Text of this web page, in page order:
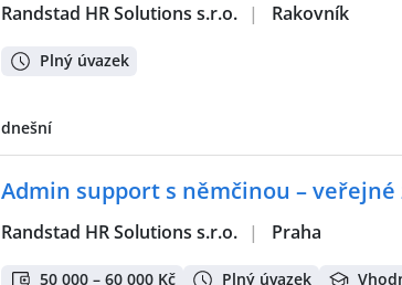
Randstad HR Solutions s.r.o. | Rakovník
Plný úvazek
dnešní
Admin support s němčinou – veřejné
Randstad HR Solutions s.r.o. | Praha
50 000 – 60 000 Kč Plný úvazek